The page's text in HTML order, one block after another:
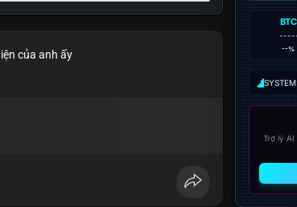
của anh ấy
BTC
--%
Trợ lý